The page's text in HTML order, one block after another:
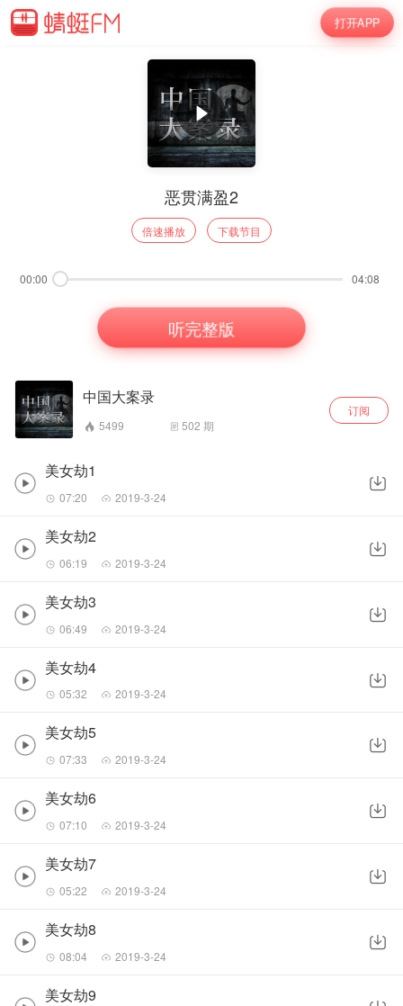
打开APP
恶贯满盈2
倍速播放 下载节目
00:00 04:08
听完整版
中国大案录
5499 502 期
订阅
美女劫1
07:20 2019-3-24
美女劫2
06:19 2019-3-24
美女劫3
06:49 2019-3-24
美女劫4
05:32 2019-3-24
美女劫5
07:33 2019-3-24
美女劫6
07:10 2019-3-24
美女劫7
05:22 2019-3-24
美女劫8
08:04 2019-3-24
美女劫9